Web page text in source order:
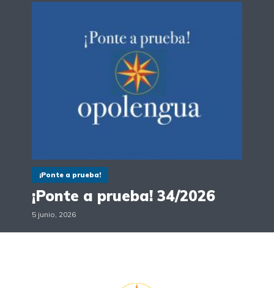
¡Ponte a prueba!
¡Ponte a prueba! 34/2026
5 junio, 2026